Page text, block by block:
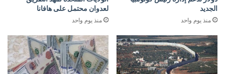
الجديد
منذ يوم واحد
لعدوان محتمل على هافانا
منذ يوم واحد